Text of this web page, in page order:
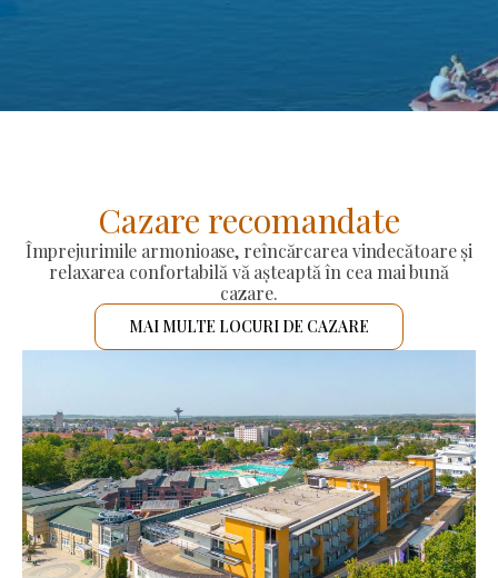
Cazare recomandate
Împrejurimile armonioase, reîncărcarea vindecătoare și
relaxarea confortabilă vă așteaptă în cea mai bună
cazare.
MAI MULTE LOCURI DE CAZARE